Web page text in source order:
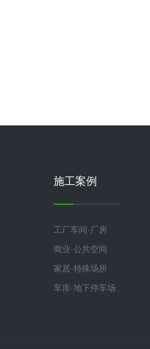
施工案例
工厂车间·厂房
商业·公共空间
家居·特殊场所
车库·地下停车场